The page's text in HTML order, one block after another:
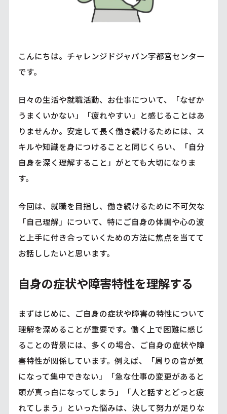
こんにちは。チャレンジドジャパン宇都宮センター
です。
日々の生活や就職活動、お仕事について、「なぜか
うまくいかない」「疲れやすい」と感じることはあ
りませんか。安定して長く働き続けるためには、ス
キルや知識を身につけることと同じくらい、「自分
自身を深く理解すること」がとても大切になりま
す。
今回は、就職を目指し、働き続けるために不可欠な
「自己理解」について、特にご自身の体調や心の波
と上手に付き合っていくための方法に焦点を当てて
お話ししたいと思います。
自身の症状や障害特性を理解する
まずはじめに、ご自身の症状や障害の特性について
理解を深めることが重要です。働く上で困難に感じ
ることの背景には、多くの場合、ご自身の症状や障
害特性が関係しています。例えば、「周りの音が気
になって集中できない」「急な仕事の変更があると
頭が真っ白になってしまう」「人と話すとどっと疲
れてしまう」といった悩みは、決して努力が足りな